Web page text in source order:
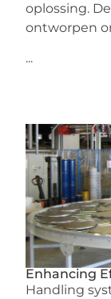
oplossing.
ontworpen
...
Enhancing
Handling